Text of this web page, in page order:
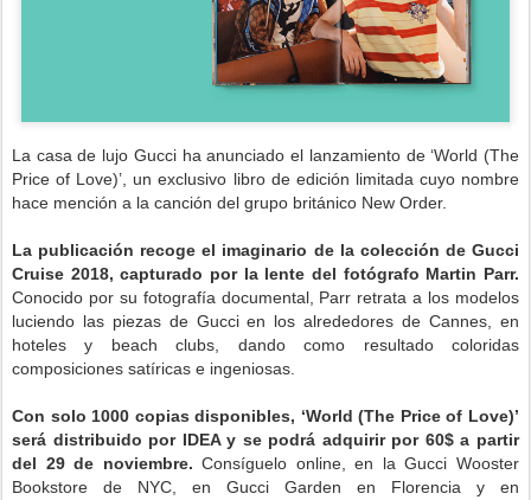
La casa de lujo Gucci ha anunciado el lanzamiento de ‘World (The
Price of Love)’, un exclusivo libro de edición limitada cuyo nombre
hace mención a la canción del grupo británico New Order.
La publicación recoge el imaginario de la colección de Gucci
Cruise 2018, capturado por la lente del fotógrafo Martin Parr.
Conocido por su fotografía documental, Parr retrata a los modelos
luciendo las piezas de Gucci en los alrededores de Cannes, en
hoteles y beach clubs, dando como resultado coloridas
composiciones satíricas e ingeniosas.
Con solo 1000 copias disponibles, ‘World (The Price of Love)’
será distribuido por IDEA y se podrá adquirir por 60$ a partir
del 29 de noviembre. Consíguelo online, en la Gucci Wooster
Bookstore de NYC, en Gucci Garden en Florencia y en